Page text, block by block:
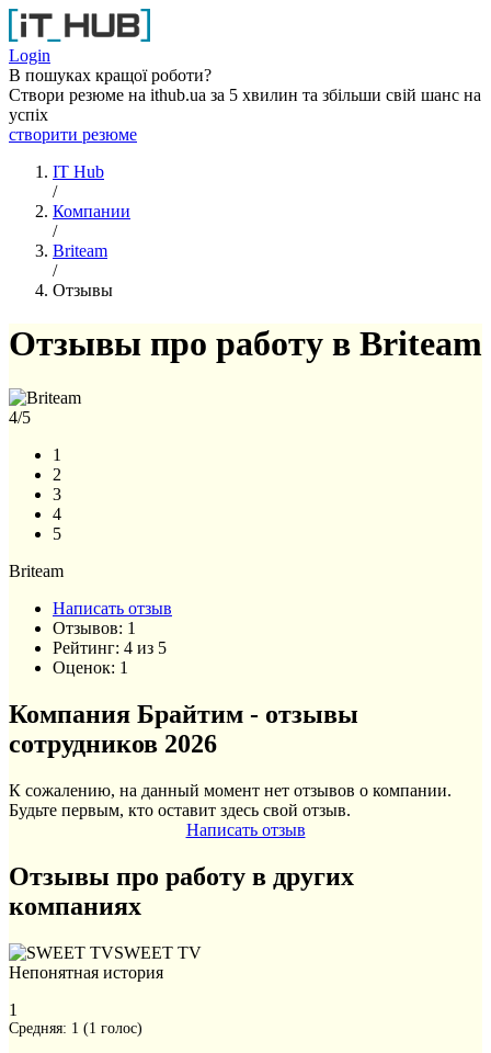
Перейти к основному содержанию
Login
В пошуках кращої роботи?
Створи резюме на ithub.ua за 5 хвилин та збільши свій шанс на
успіх
створити резюме
IT Hub
/
Компании
/
Briteam
/
Отзывы
Отзывы про работу в Briteam
4/5
1
2
3
4
5
Briteam
Написать отзыв
Отзывов: 1
Рейтинг: 4 из 5
Оценок: 1
Компания Брайтим - отзывы
сотрудников 2026
К сожалению, на данный момент нет отзывов о компании.
Будьте первым, кто оставит здесь свой отзыв.
Написать отзыв
Отзывы про работу в других
компаниях
SWEET TV
Непонятная история
1
Средняя: 1 (1 голос)